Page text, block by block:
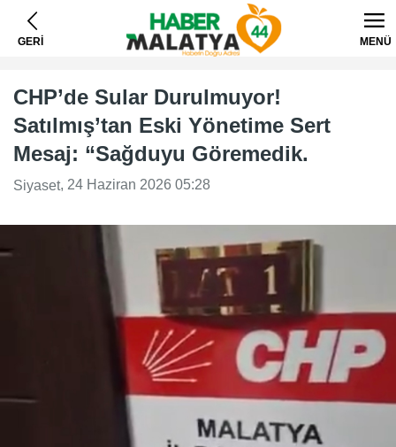
GERİ MENÜ
CHP’de Sular Durulmuyor!
Satılmış’tan Eski Yönetime Sert
Mesaj: “Sağduyu Göremedik.
Siyaset, 24 Haziran 2026 05:28